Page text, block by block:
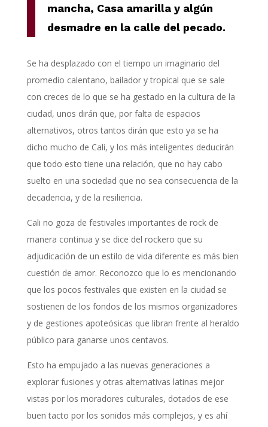
mancha, Casa amarilla y algún
desmadre en la calle del pecado.
Se ha desplazado con el tiempo un imaginario del
promedio calentano, bailador y tropical que se sale
con creces de lo que se ha gestado en la cultura de la
ciudad, unos dirán que, por falta de espacios
alternativos, otros tantos dirán que esto ya se ha
dicho mucho de Cali, y los más inteligentes deducirán
que todo esto tiene una relación, que no hay cabo
suelto en una sociedad que no sea consecuencia de la
decadencia, y de la resiliencia.
Cali no goza de festivales importantes de rock de
manera continua y se dice del rockero que su
adjudicación de un estilo de vida diferente es más bien
cuestión de amor. Reconozco que lo es mencionando
que los pocos festivales que existen en la ciudad se
sostienen de los fondos de los mismos organizadores
y de gestiones apoteósicas que libran frente al heraldo
público para ganarse unos centavos.
Esto ha empujado a las nuevas generaciones a
explorar fusiones y otras alternativas latinas mejor
vistas por los moradores culturales, dotados de ese
buen tacto por los sonidos más complejos, y es ahí